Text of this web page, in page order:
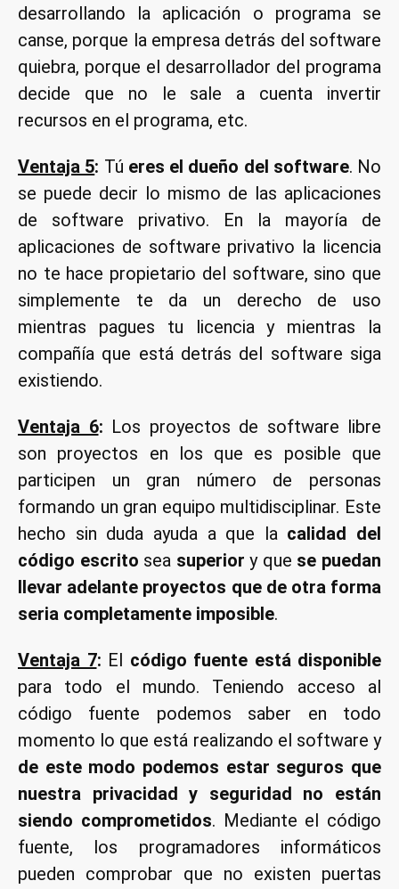
desarrollando la aplicación o programa se
canse, porque la empresa detrás del software
quiebra, porque el desarrollador del programa
decide que no le sale a cuenta invertir
recursos en el programa, etc.
Ventaja 5: Tú eres el dueño del software. No
se puede decir lo mismo de las aplicaciones
de software privativo. En la mayoría de
aplicaciones de software privativo la licencia
no te hace propietario del software, sino que
simplemente te da un derecho de uso
mientras pagues tu licencia y mientras la
compañía que está detrás del software siga
existiendo.
Ventaja 6: Los proyectos de software libre
son proyectos en los que es posible que
participen un gran número de personas
formando un gran equipo multidisciplinar. Este
hecho sin duda ayuda a que lacalidad del
código escrito sea superior y que se puedan
llevar adelante proyectos que de otra forma
seria completamente imposible.
Ventaja 7: El código fuente está disponible
para todo el mundo. Teniendo acceso al
código fuente podemos saber en todo
momento lo que está realizando el software y
de este modo podemos estar seguros que
nuestra privacidad y seguridad no están
siendo comprometidos. Mediante el código
fuente, los programadores informáticos
pueden comprobar que no existen puertas